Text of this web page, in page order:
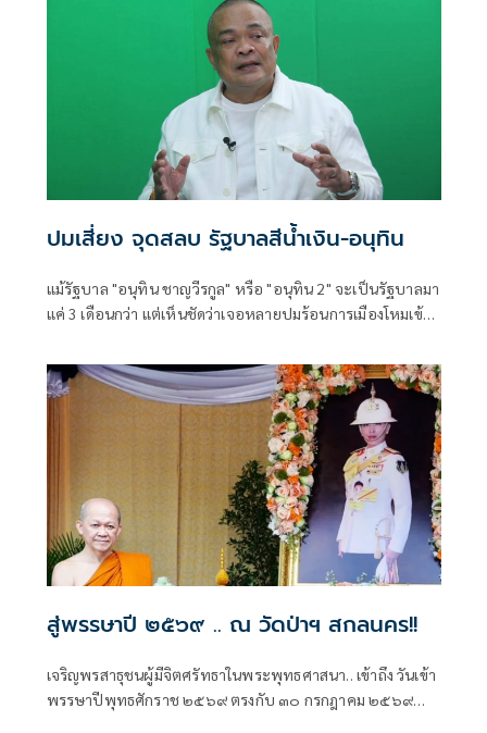
ปมเสี่ยง จุดสลบ รัฐบาลสีน้ำเงิน-อนุทิน
แม้รัฐบาล "อนุทิน ชาญวีรกูล" หรือ "อนุทิน 2" จะเป็นรัฐบาลมา
แค่ 3 เดือนกว่า แต่เห็นชัดว่าเจอหลายปมร้อนการเมืองโหมเข้า
สู่พรรษาปี ๒๕๖๙ .. ณ วัดป่าฯ สกลนคร!!
เจริญพรสาธุชนผู้มีจิตศรัทธาในพระพุทธศาสนา.. เข้าถึง วันเข้า
พรรษาปีพุทธศักราช ๒๕๖๙ ตรงกับ ๓๐ กรกฎาคม ๒๕๖๙